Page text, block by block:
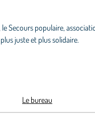
Secours populaire,
juste et plus solidaire.
Le bureau